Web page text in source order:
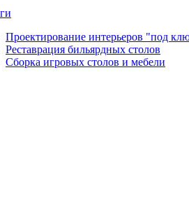
Проектирование интерьеров "под
Реставрация бильярдных столов
Сборка игровых столов и мебели